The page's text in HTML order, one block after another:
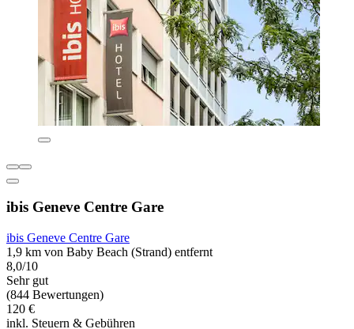
ibis Geneve Centre Gare
ibis Geneve Centre Gare
1,9 km von Baby Beach (Strand) entfernt
8,0/10
Sehr gut
(844 Bewertungen)
120 €
inkl. Steuern & Gebühren